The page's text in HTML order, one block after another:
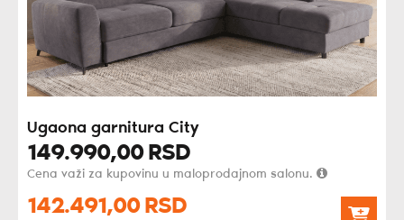
Ugaona garnitura City
149.990,00 RSD
Cena važi za kupovinu u maloprodajnom salonu.
142.491,00 RSD